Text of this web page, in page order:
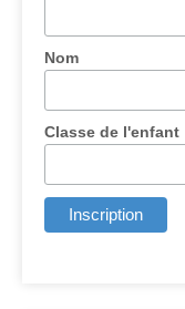
Nom
Classe de l'enfant